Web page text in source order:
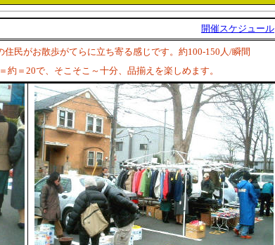
開催スケジュール
民がお散歩がてらに立ち寄る感じです。約100-150人/瞬間
約＝20で、そこそこ～十分、品揃えを楽しめます。